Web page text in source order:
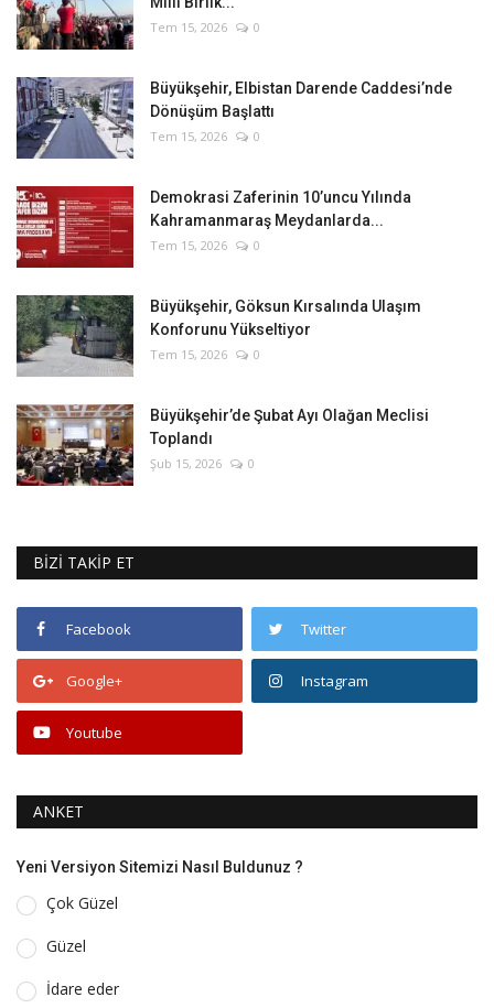
Tem 15, 2026 0
Büyükşehir, Elbistan Darende Caddesi’nde
Dönüşüm Başlattı
Tem 15, 2026 0
Demokrasi Zaferinin 10’uncu Yılında
Kahramanmaraş Meydanlarda...
Tem 15, 2026 0
Büyükşehir, Göksun Kırsalında Ulaşım
Konforunu Yükseltiyor
Tem 15, 2026 0
Büyükşehir’de Şubat Ayı Olağan Meclisi
Toplandı
Şub 15, 2026 0
BİZİ TAKİP ET
Facebook Twitter
Google+ Instagram
Youtube
ANKET
Yeni Versiyon Sitemizi Nasıl Buldunuz ?
Çok Güzel
Güzel
İdare eder